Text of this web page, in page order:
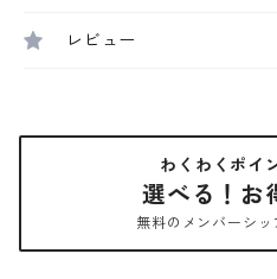
レビュー
わくわくポイ
選べる！お
無料のメンバーシッ